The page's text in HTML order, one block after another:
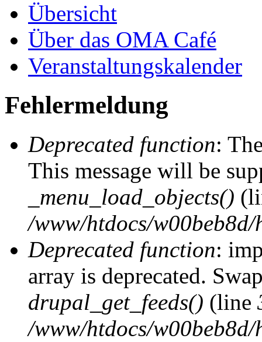
Übersicht
Über das OMA Café
Veranstaltungskalender
Fehlermeldung
Deprecated function:
This message will be
_menu_load_objects()
/www/htdocs/
Deprecated function:
array is deprecated.
drupal_get_feeds() (line
/www/htdocs/